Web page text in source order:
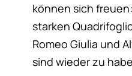
können sich
starken
Romeo Giulia und
sind wieder zu